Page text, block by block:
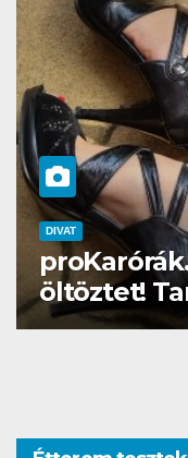
DIVAT
öltöztet!